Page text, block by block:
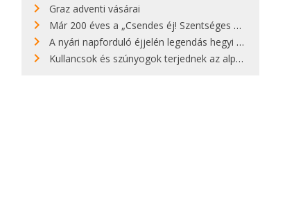
Graz adventi vásárai
Már 200 éves a „Csendes éj! Szentséges éj!”
A nyári napforduló éjjelén legendás hegyi tüzek világítják meg Zugspitzét
Kullancsok és szúnyogok terjednek az alpesi legelőkön